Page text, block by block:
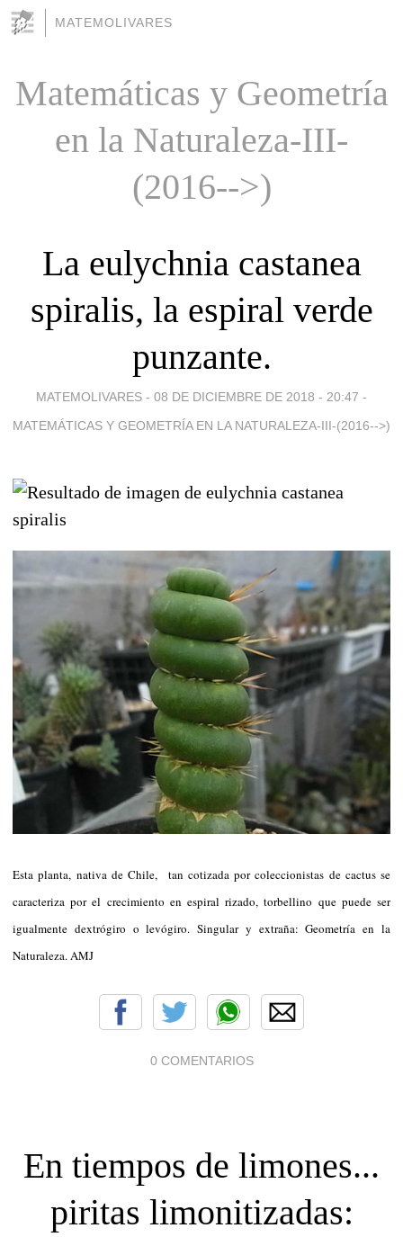
MATEMOLIVARES
Matemáticas y Geometría
en la Naturaleza-III-
(2016-->)
La eulychnia castanea
spiralis, la espiral verde
punzante.
MATEMOLIVARES - 08 DE DICIEMBRE DE 2018 - 20:47 -
MATEMÁTICAS Y GEOMETRÍA EN LA NATURALEZA-III-(2016-->)
Esta planta, nativa de Chile, tan cotizada por coleccionistas de cactus se
caracteriza por el crecimiento en espiral rizado, torbellino que puede ser
igualmente dextrógiro o levógiro. Singular y extraña: Geometría en la
Naturaleza. AMJ
0 COMENTARIOS
En tiempos de limones...
piritas limonitizadas: